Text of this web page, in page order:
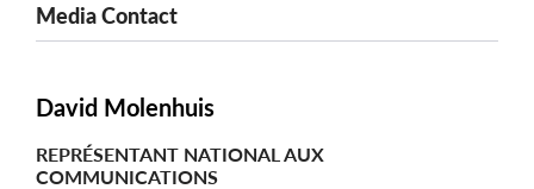
Media Contact
David Molenhuis
REPRÉSENTANT NATIONAL AUX
COMMUNICATIONS